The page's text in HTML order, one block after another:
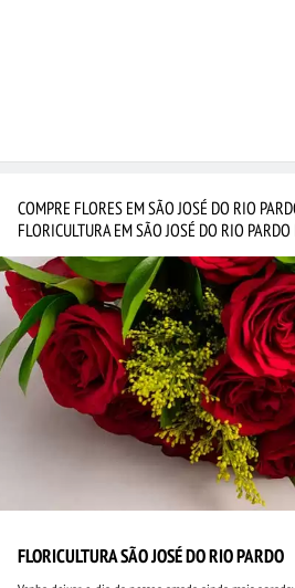
COMPRE FLORES EM SÃO JOSÉ DO RIO
FLORICULTURA EM SÃO JOSÉ DO RIO
FLORICULTURA SÃO JOSÉ DO RIO PARDO